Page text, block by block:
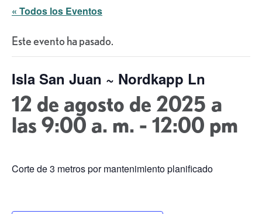
« Todos los Eventos
Este evento ha pasado.
Isla San Juan ~ Nordkapp Ln
12 de agosto de 2025 a
las 9:00 a. m. - 12:00 pm
Corte de 3 metros por mantenimiento planificado